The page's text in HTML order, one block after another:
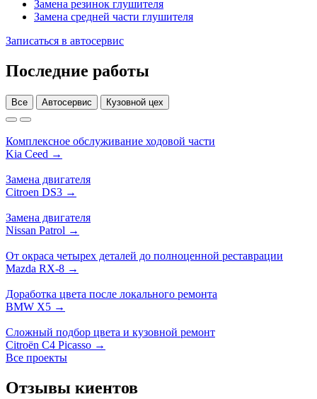
Замена резинок глушителя
Замена средней части глушителя
Записаться в автосервис
Последние работы
Все Автосервис Кузовной цех
Комплексное обслуживание ходовой части
Kia Ceed →
Замена двигателя
Citroen DS3 →
Замена двигателя
Nissan Patrol →
От окраса четырех деталей до полноценной реставрации
Mazda RX-8 →
Доработка цвета после локального ремонта
BMW X5 →
Сложный подбор цвета и кузовной ремонт
Citroën C4 Picasso →
Все проекты
Отзывы киентов